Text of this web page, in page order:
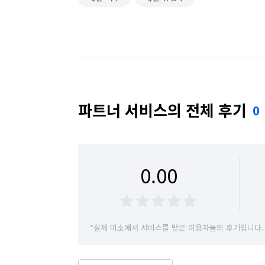
파트너 서비스의 전체 후기 0
0.00
*실제 미소에서 서비스를 받은 이용자들의 후기입니다.